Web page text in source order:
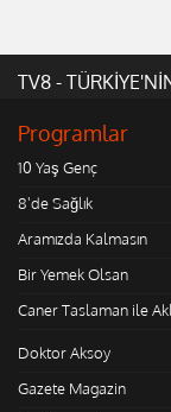
TV8 -
Programlar
10 Yaş Genç
8'de Sağlık
Aramızda Kalmasın
Bir Yemek Olsan
Caner Taslaman ile
Doktor Aksoy
Gazete Magazin